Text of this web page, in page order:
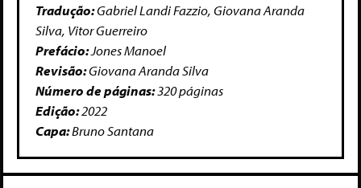
Tradução:Gabriel Landi Fazzio, Giovana Aranda
Silva, Vitor Guerreiro
Prefácio:Jones Manoel
Revisão:Giovana Aranda Silva
Número de páginas:320 páginas
Edição:2022
Capa:Bruno Santana